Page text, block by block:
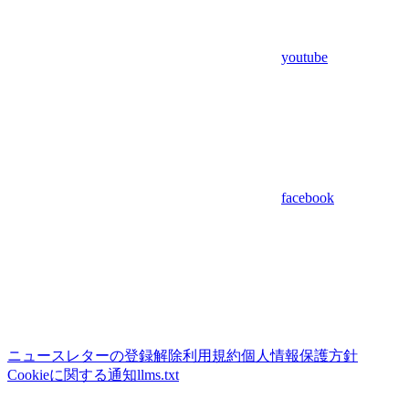
youtube
facebook
ニュースレターの登録解除利用規約個人情報保護方針
Cookieに関する通知llms.txt